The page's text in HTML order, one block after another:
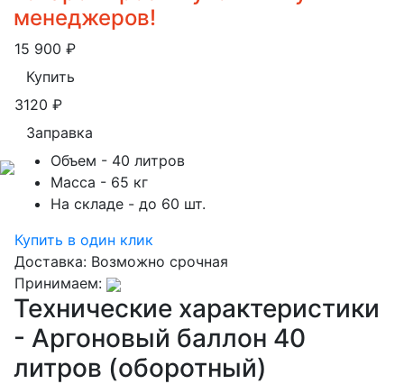
менеджеров!
15 900 ₽
Купить
3120 ₽
Заправка
Объем - 40 литров
Масса - 65 кг
На складе - до 60 шт.
Купить в один клик
Доставка: Возможно срочная
Принимаем:
Технические характеристики
- Аргоновый баллон 40
литров (оборотный)